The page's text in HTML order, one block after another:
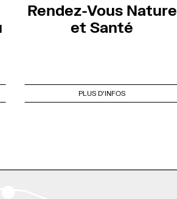
Rendez-Vous Nature
et Santé
PLUS D'INFOS